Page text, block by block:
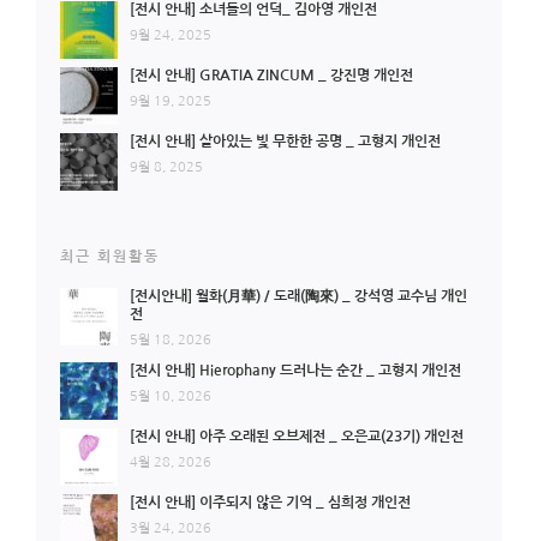
[전시 안내] 소녀들의 언덕_ 김아영 개인전
9월 24, 2025
[전시 안내] GRATIA ZINCUM _ 강진명 개인전
9월 19, 2025
[전시 안내] 살아있는 빛 무한한 공명 _ 고형지 개인전
9월 8, 2025
최근 회원활동
[전시안내] 월화(月華) / 도래(陶來) _ 강석영 교수님 개인
전
5월 18, 2026
[전시 안내] Hierophany 드러나는 순간 _ 고형지 개인전
5월 10, 2026
[전시 안내] 아주 오래된 오브제전 _ 오은교(23기) 개인전
4월 28, 2026
[전시 안내] 이주되지 않은 기억 _ 심희정 개인전
3월 24, 2026